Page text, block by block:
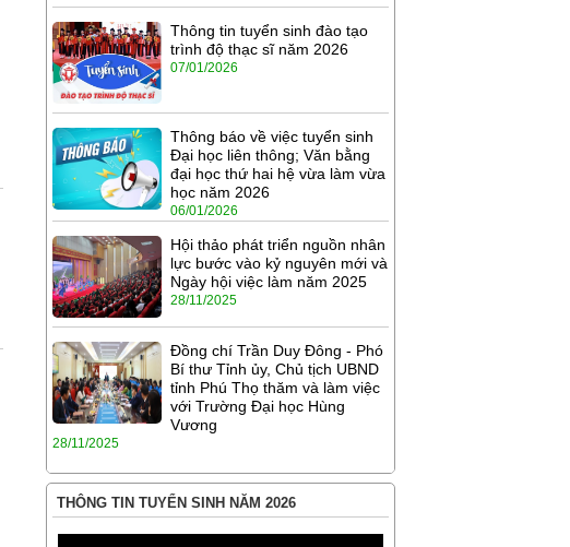
Thông tin tuyển sinh đào tạo
trình độ thạc sĩ năm 2026
07/01/2026
Thông báo về việc tuyển sinh
Đại học liên thông; Văn bằng
đại học thứ hai hệ vừa làm vừa
học năm 2026
06/01/2026
Hội thảo phát triển nguồn nhân
lực bước vào kỷ nguyên mới và
Ngày hội việc làm năm 2025
28/11/2025
Đồng chí Trần Duy Đông - Phó
Bí thư Tỉnh ủy, Chủ tịch UBND
tỉnh Phú Thọ thăm và làm việc
với Trường Đại học Hùng
Vương
28/11/2025
THÔNG TIN TUYỂN SINH NĂM 2026